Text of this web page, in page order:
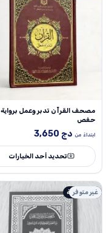
مصحف القرآن تدبر وعمل برواية
حفص
ابتداءً من 3,650 دج
تحديد أحد الخيارات
طبعة أصلية
غير متوفر